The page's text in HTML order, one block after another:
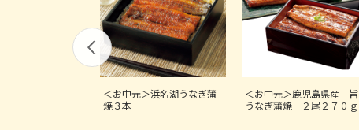
＜お中元＞浜名湖うなぎ蒲
焼３本
＜お中元＞鹿児島県産 旨
うなぎ蒲焼 ２尾２７０ｇ